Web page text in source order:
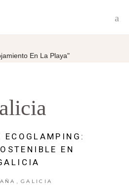
En La Playa"
ECOGLAMPING:
EN
GALICIA